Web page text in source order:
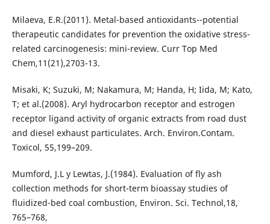
Milaeva, E.R.(2011). Metal-based antioxidants--potential
therapeutic candidates for prevention the oxidative stress-
related carcinogenesis: mini-review. Curr Top Med
Chem,11(21),2703-13.
Misaki, K; Suzuki, M; Nakamura, M; Handa, H; Iida, M; Kato,
T; et al.(2008). Aryl hydrocarbon receptor and estrogen
receptor ligand activity of organic extracts from road dust
and diesel exhaust particulates. Arch. Environ.Contam.
Toxicol, 55,199–209.
Mumford, J.L y Lewtas, J.(1984). Evaluation of fly ash
collection methods for short-term bioassay studies of
fluidized-bed coal combustion, Environ. Sci. Technol,18,
765–768,